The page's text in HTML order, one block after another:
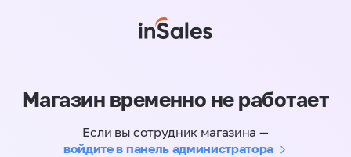
Магазин временно не работает
Если вы сотрудник магазина —
войдите в панель администратора